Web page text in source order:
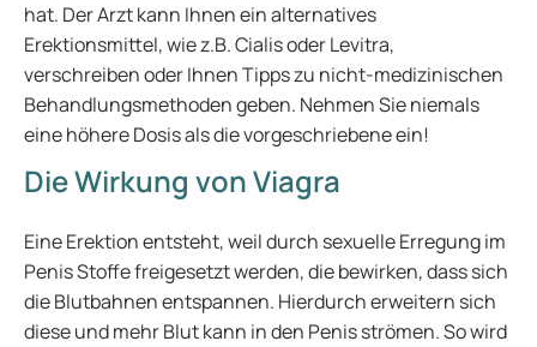
hat. Der Arzt kann Ihnen ein alternatives
Erektionsmittel, wie z.B. Cialis oder Levitra,
verschreiben oder Ihnen Tipps zu nicht-medizinischen
Behandlungsmethoden geben. Nehmen Sie niemals
eine höhere Dosis als die vorgeschriebene ein!
Die Wirkung von Viagra
Eine Erektion entsteht, weil durch sexuelle Erregung im
Penis Stoffe freigesetzt werden, die bewirken, dass sich
die Blutbahnen entspannen. Hierdurch erweitern sich
diese und mehr Blut kann in den Penis strömen. So wird